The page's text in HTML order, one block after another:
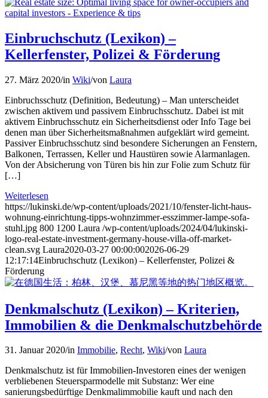
Einbruchschutz (Lexikon) –
Kellerfenster, Polizei & Förderung
27. März 2020/in Wiki/von Laura
Einbruchsschutz (Definition, Bedeutung) – Man unterscheidet
zwischen aktivem und passivem Einbruchsschutz. Dabei ist mit
aktivem Einbruchsschutz ein Sicherheitsdienst oder Info Tage bei
denen man über Sicherheitsmaßnahmen aufgeklärt wird gemeint.
Passiver Einbruchsschutz sind besondere Sicherungen an Fenstern,
Balkonen, Terrassen, Keller und Haustüren sowie Alarmanlagen.
Von der Absicherung von Türen bis hin zur Folie zum Schutz für
[…]
Weiterlesen
https://lukinski.de/wp-content/uploads/2021/10/fenster-licht-haus-
wohnung-einrichtung-tipps-wohnzimmer-esszimmer-lampe-sofa-
stuhl.jpg 800 1200 Laura /wp-content/uploads/2024/04/lukinski-
logo-real-estate-investment-germany-house-villa-off-market-
clean.svg Laura2020-03-27 00:00:002026-06-29
12:17:14Einbruchschutz (Lexikon) – Kellerfenster, Polizei &
Förderung
Denkmalschutz (Lexikon) – Kriterien,
Immobilien & die Denkmalschutzbehörde
31. Januar 2020/in Immobilie, Recht, Wiki/von Laura
Denkmalschutz ist für Immobilien-Investoren eines der wenigen
verbliebenen Steuersparmodelle mit Substanz: Wer eine
sanierungsbedürftige Denkmalimmobilie kauft und nach den